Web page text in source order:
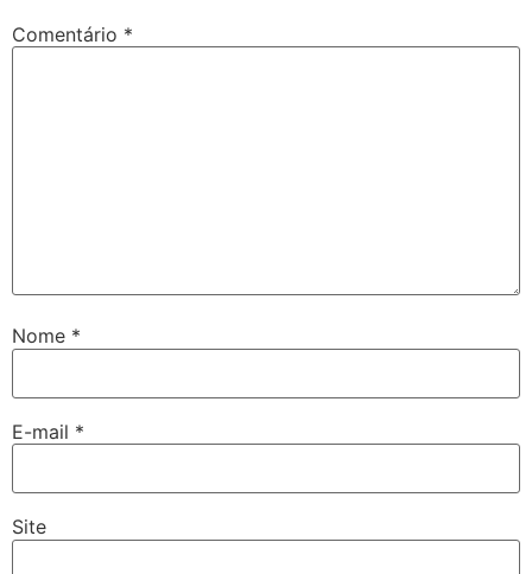
Comentário *
Nome *
E-mail *
Site